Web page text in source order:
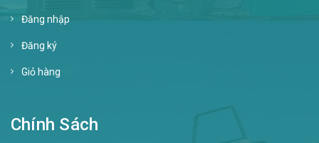
Đăng nhập
Đăng ký
Giỏ hàng
Chính Sách